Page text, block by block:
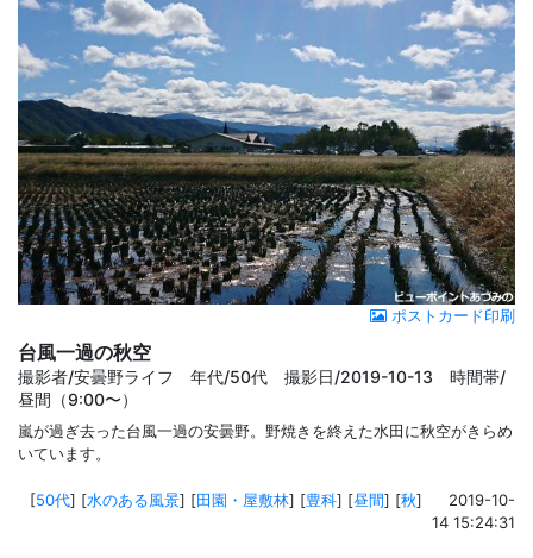
ポストカード印刷
台風一過の秋空
撮影者/安曇野ライフ 年代/50代 撮影日/2019-10-13 時間帯/
昼間（9:00〜）
嵐が過ぎ去った台風一過の安曇野。野焼きを終えた水田に秋空がきらめ
いています。
[50代] [水のある風景] [田園・屋敷林] [豊科] [昼間] [秋]
2019-10-
14 15:24:31